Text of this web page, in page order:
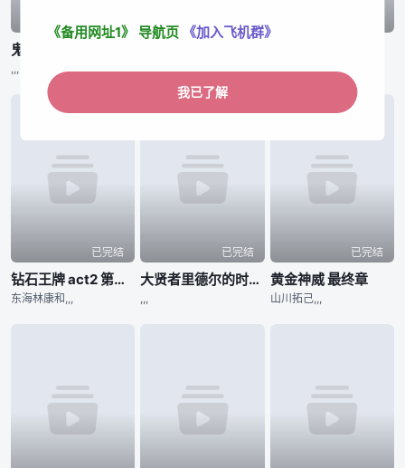
已完结
鬼泣 第二季
已完结
已完结
钻石王牌 act2 第二季
东海林康和,,,
已完结
大贤者里德尔的时空逆行
,,,
已完结
黄金神威 最终章
山川拓己,,,
《备用网址1》 导航页 《加入飞机群》
我已了解